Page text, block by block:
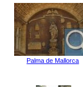
Palma de Mallorca